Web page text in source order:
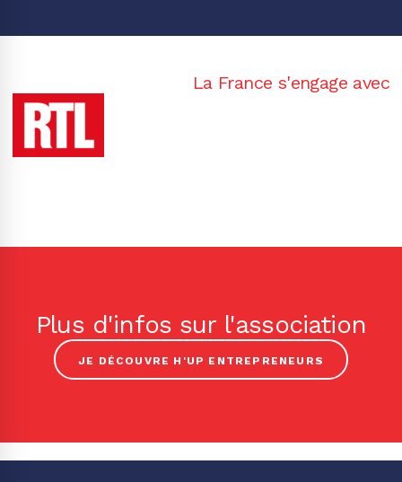
La France s'engage avec
Plus d'infos sur l'association
JE DÉCOUVRE H'UP ENTREPRENEURS